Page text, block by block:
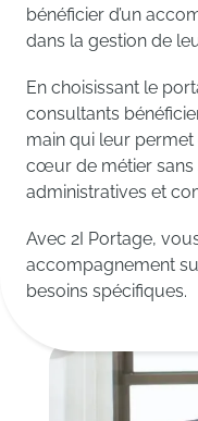
bénéficier d’un
dans la gestion de
En choisissant le
consultants
main qui leur
cœur de métier sans
administratives et
Avec 2I Portage,
accompagnement
besoins spécifiques.